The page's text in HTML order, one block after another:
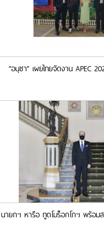
“อนุชา” เผยไทยจัดงาน APEC
นายกฯ หารือ ทูตโมร็อกโกฯ พร้อม